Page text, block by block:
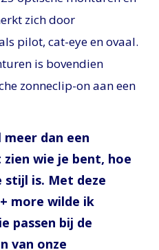
zich door
pilot, cat-eye en ovaal.
is bovendien
zonneclip-on aan een
dan een
wie je bent, hoe
is. Met deze
more wilde ik
passen bij de
van onze